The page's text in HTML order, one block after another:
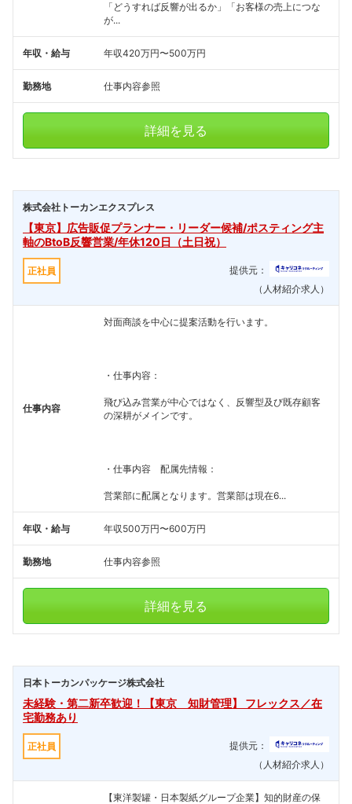
「どうすれば反響が出るか」「お客様の売上につな
が...
年収・給与 年収420万円〜500万円
勤務地 仕事内容参照
詳細を見る
株式会社トーカンエクスプレス
【東京】広告販促プランナー・リーダー候補/ポスティング主
軸のBtoB反響営業/年休120日（土日祝）
正社員
提供元：
（人材紹介求人）
仕事内容
対面商談を中心に提案活動を行います。
・仕事内容：
飛び込み営業が中心ではなく、反響型及び既存顧客
の深耕がメインです。
・仕事内容 配属先情報：
営業部に配属となります。営業部は現在6...
年収・給与 年収500万円〜600万円
勤務地 仕事内容参照
詳細を見る
日本トーカンパッケージ株式会社
未経験・第二新卒歓迎！【東京 知財管理】 フレックス／在
宅勤務あり
正社員
提供元：
（人材紹介求人）
【東洋製罐・日本製紙グループ企業】知的財産の保